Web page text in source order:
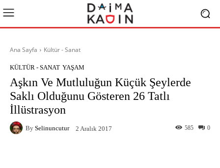
Ana Sayfa Kültür - Sanat
KÜLTÜR - SANAT YAŞAM
Aşkın Ve Mutluluğun Küçük Şeylerde
Saklı Olduğunu Gösteren 26 Tatlı
İllüstrasyon
By Selinuncutur 2 Aralık 2017 0
585